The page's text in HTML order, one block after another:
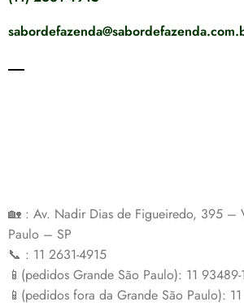
🏡 : Av. Nadir Dias de Figueiredo, 395 –
Paulo – SP
📞 : 11 2631-4915
📱(pedidos Grande São Paulo): 11
📱(pedidos fora da Grande São Paulo):